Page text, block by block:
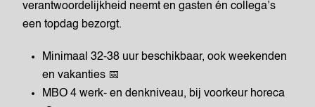
verantwoordelijkheid neemt en gasten én collega’s
een topdag bezorgt.
Minimaal 32-38 uur beschikbaar, ook weekenden
en vakanties 📅
MBO 4 werk- en denkniveau, bij voorkeur horeca